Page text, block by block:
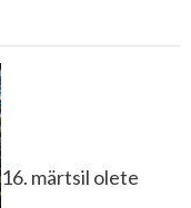
16. märtsil olete